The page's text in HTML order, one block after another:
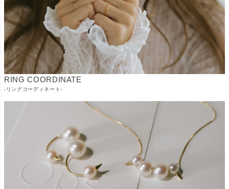
RING COORDINATE
-リングコーディネート-